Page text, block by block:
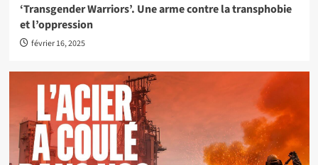
‘Transgender Warriors’. Une arme contre la transphobie
et l’oppression
février 16, 2025